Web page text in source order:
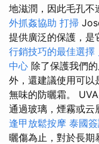
地滋潤，因此毛孔不
外抓姦協助 打掃
提供廣泛的保護，是
行銷技巧的最佳選擇
中心 除了保護我們
外，還建議使用可以
無味的防曬霜。
通過玻璃，煙霧或云
逢甲放鬆按摩 泰國
曬傷為止，對於長期